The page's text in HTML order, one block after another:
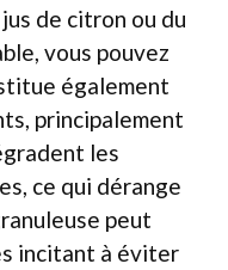
de citron ou du
vous pouvez
également
principalement
les
ce qui dérange
peut
incitant à éviter